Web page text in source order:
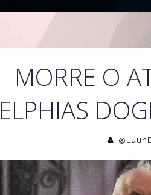
MORRE O
ELPHIAS